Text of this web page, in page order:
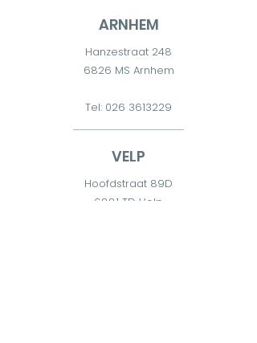
ARNHEM
Hanzestraat 248
6826 MS Arnhem
Tel: 026 3613229
VELP
Hoofdstraat 89D
6881 TD Velp